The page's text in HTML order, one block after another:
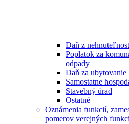
Daň z
Poplatok za
odpady
Daň za ubytovanie
Samostatne
Stavebný úrad
Ostatné
Oznámenia funkcií,
pomerov verejných